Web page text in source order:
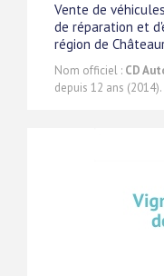
Vente de
de réparation et
région de
Nom officiel : CD
depuis 12 ans (2014).